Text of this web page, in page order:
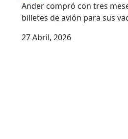
Ander compró con tres
billetes de avión para sus
27 Abril, 2026